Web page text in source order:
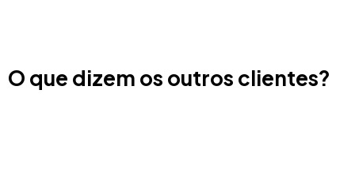
O que dizem os outros clientes?